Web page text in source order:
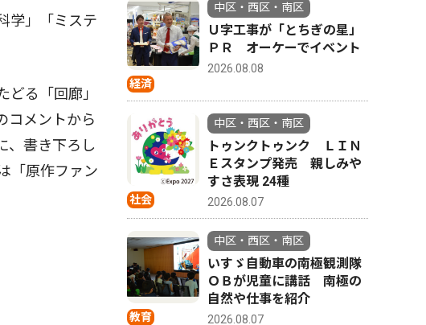
学」「ミステ
る「回廊」
コメントから
、書き下ろし
「原作ファン
経済
中区・西区・南区
Ｕ字工事が「とちぎの星」
ＰＲ オーケーでイベント
2026.08.08
社会
中区・西区・南区
トゥンクトゥンク ＬＩＮ
Ｅスタンプ発売 親しみや
すさ表現 24種
2026.08.07
教育
中区・西区・南区
いすゞ自動車の南極観測隊
ＯＢが児童に講話 南極の
自然や仕事を紹介
2026.08.07